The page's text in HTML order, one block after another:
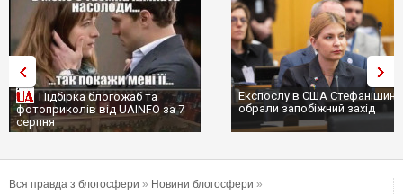
Підбірка блогожаб та
фотоприколів від UAINFO за 7
серпня
Експослу в США
обрали запобіжний захід
Вся правда з блогосфери » Новини блогосфери »